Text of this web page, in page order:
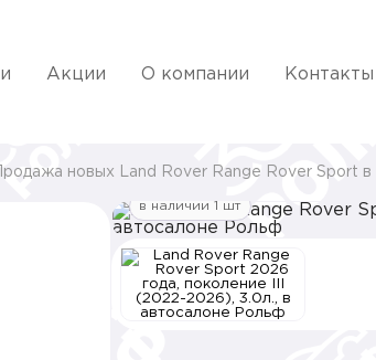
Акции О компании Контакты
новых Land Rover Range Rover Sport в
в наличии 1 шт